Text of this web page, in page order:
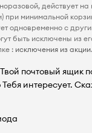
действует
при минимальной
одновременно с
быть исключены из
: исключения из акции.
почтовый ящик
Тебя интересует.